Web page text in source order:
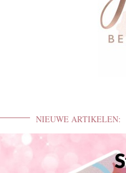
NIEUWE ARTIKELEN: